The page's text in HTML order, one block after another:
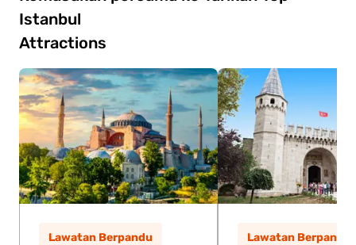
Istanbul
Attractions
Lawatan Berpandu Lawatan Berpandu